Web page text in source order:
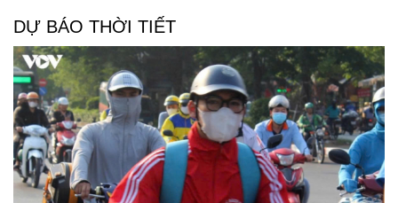
DỰ BÁO THỜI TIẾT